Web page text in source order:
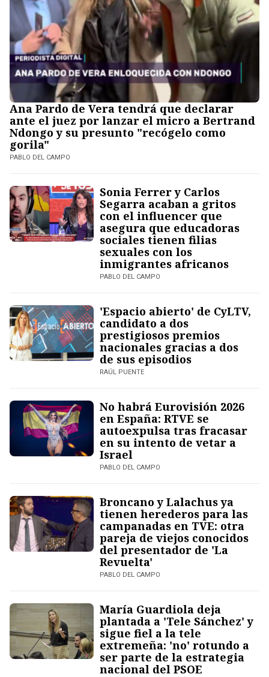
Ana Pardo de Vera tendrá que declarar
ante el juez por lanzar el micro a Bertrand
Ndongo y su presunto "recógelo como
gorila"
PABLO DEL CAMPO
Sonia Ferrer y Carlos
Segarra acaban a gritos
con el influencer que
asegura que educadoras
sociales tienen filias
sexuales con los
inmigrantes africanos
PABLO DEL CAMPO
'Espacio abierto' de CyLTV,
candidato a dos
prestigiosos premios
nacionales gracias a dos
de sus episodios
RAÚL PUENTE
No habrá Eurovisión 2026
en España: RTVE se
autoexpulsa tras fracasar
en su intento de vetar a
Israel
PABLO DEL CAMPO
Broncano y Lalachus ya
tienen herederos para las
campanadas en TVE: otra
pareja de viejos conocidos
del presentador de 'La
Revuelta'
PABLO DEL CAMPO
María Guardiola deja
plantada a 'Tele Sánchez' y
sigue fiel a la tele
extremeña: 'no' rotundo a
ser parte de la estrategia
nacional del PSOE